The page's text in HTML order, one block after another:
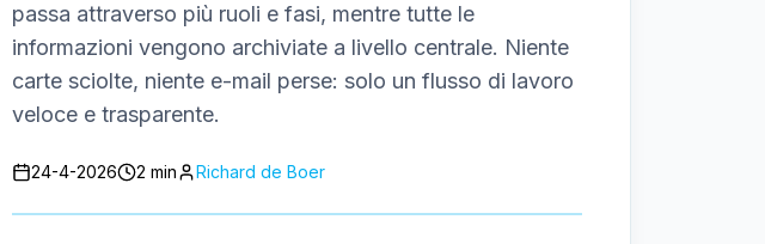
passa attraverso più ruoli e fasi, mentre tutte le
informazioni vengono archiviate a livello centrale. Niente
carte sciolte, niente e-mail perse: solo un flusso di lavoro
veloce e trasparente.
24-4-2026 2 min Richard de Boer